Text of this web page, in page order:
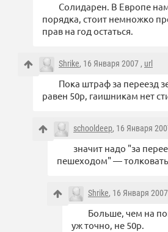
Солидарен. В Европе
порядка, стоит немножко
прав на год остаться.
Shrike, 16 Января 2007 , url
Пока штраф за переезд
равен 50р, гаишникам нет
schooldeep, 16 Января
значит надо "за
пешеходом" — толковать
Shrike, 16 Января
Больше, чем на
уж точно, не 50р.